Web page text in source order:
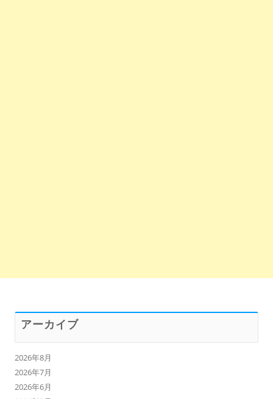
アーカイブ
2026年8月
2026年7月
2026年6月